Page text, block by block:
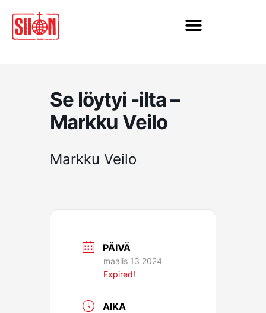
sisältöön
Se löytyi -ilta –
Markku Veilo
Markku Veilo
PÄIVÄ
maalis 13 2024
Expired!
AIKA